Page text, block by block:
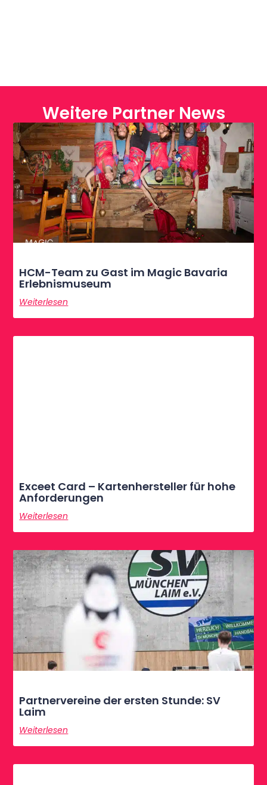
Weitere Partner News
HCM-Team zu Gast im Magic Bavaria
Erlebnismuseum
Weiterlesen
Exceet Card – Kartenhersteller für hohe
Anforderungen
Weiterlesen
Partnervereine der ersten Stunde: SV
Laim
Weiterlesen